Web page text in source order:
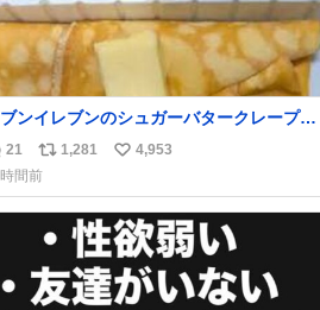
ンイレブンのシュガーバタークレープと
んがわの寿司を探している人へ！ シュガー
タークレープは目黒、品川、蒲田、渋谷、
、横浜、鶴見、九州の一部エリア限定商
8月5日に発注が終了したため店舗に置い
あるところ少ないですが見つけたら即買い
21
リ
ポ
ス
ト
1,281
い
ね
数
4,953
間前